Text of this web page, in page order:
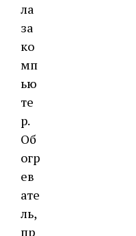
ла
за
ко
мп
ью
те
р.
Об
огр
ев
ате
ль,
пр